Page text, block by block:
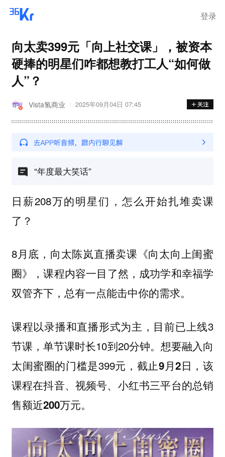
登录
向太卖399元「向上社交课」，被资本
硬捧的明星们咋都想教打工人“如何做
人”？
Vista氢商业 2025年09月04日 07:45
“年度最大笑话”
日薪208万的明星们，怎么开始扎堆卖课
了？
8月底，向太陈岚直播卖课 《向太向上闺蜜
圈》
，课程内容一目了然，成功学和幸福学
双管齐下，总有一点能击中你的需求。
课程以录播和直播形式为主，目前已上线3
节课，单节课时长10到20分钟。想要融入向
太闺蜜圈的门槛是399元， 截止9月2日，该
课程在抖音、视频号、小红书三平台的总销
售额近200万元。